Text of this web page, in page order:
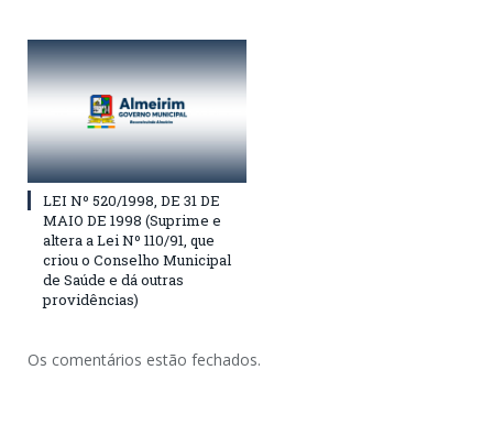
LEI Nº 520/1998, DE 31 DE
MAIO DE 1998 (Suprime e
altera a Lei Nº 110/91, que
criou o Conselho Municipal
de Saúde e dá outras
providências)
Os comentários estão fechados.